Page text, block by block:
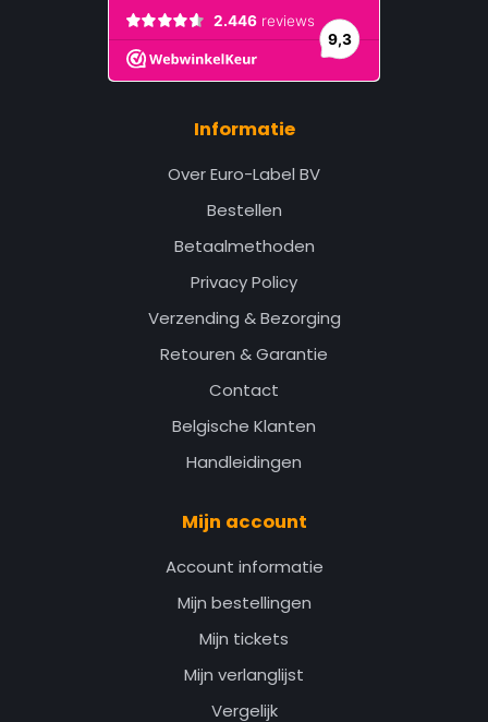
Informatie
Over Euro-Label BV
Bestellen
Betaalmethoden
Privacy Policy
Verzending & Bezorging
Retouren & Garantie
Contact
Belgische Klanten
Handleidingen
Mijn account
Account informatie
Mijn bestellingen
Mijn tickets
Mijn verlanglijst
Vergelijk